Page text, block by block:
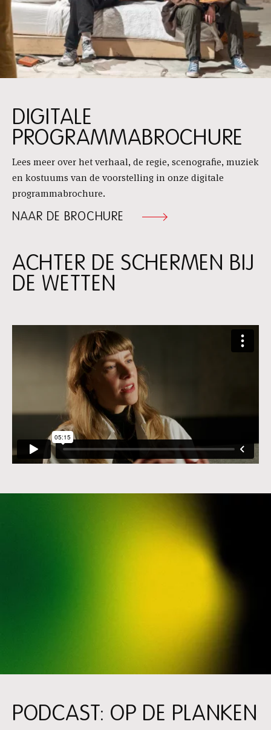
DIGITALE
PROGRAMMABROCHURE
Lees meer over het verhaal, de regie, scenografie, muziek
en kostuums van de voorstelling in onze digitale
programmabrochure.
NAAR DE BROCHURE
ACHTER DE SCHERMEN BIJ
DE WETTEN
PODCAST: OP DE PLANKEN